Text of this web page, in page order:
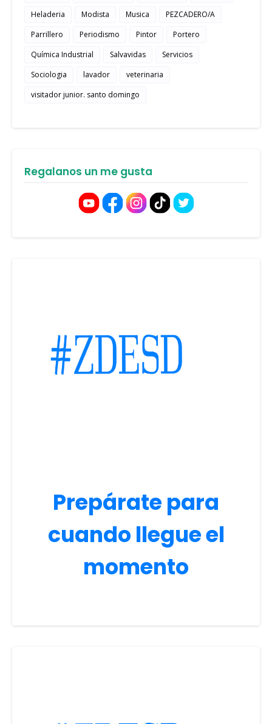
Heladeria
Modista Musica
PEZCADERO/A
Parrillero
Periodismo Pintor
Portero
Química Industrial
Salvavidas
Servicios
Sociologia
lavador
veterinaria
visitador junior. santo domingo
Regalanos un me gusta
Prepárate para
cuando llegue el
momento